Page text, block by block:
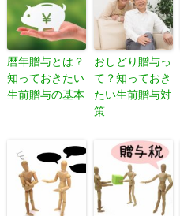
暦年贈与とは？
知っておきたい
生前贈与の基本
おしどり贈与っ
て？知っておき
たい生前贈与対
策